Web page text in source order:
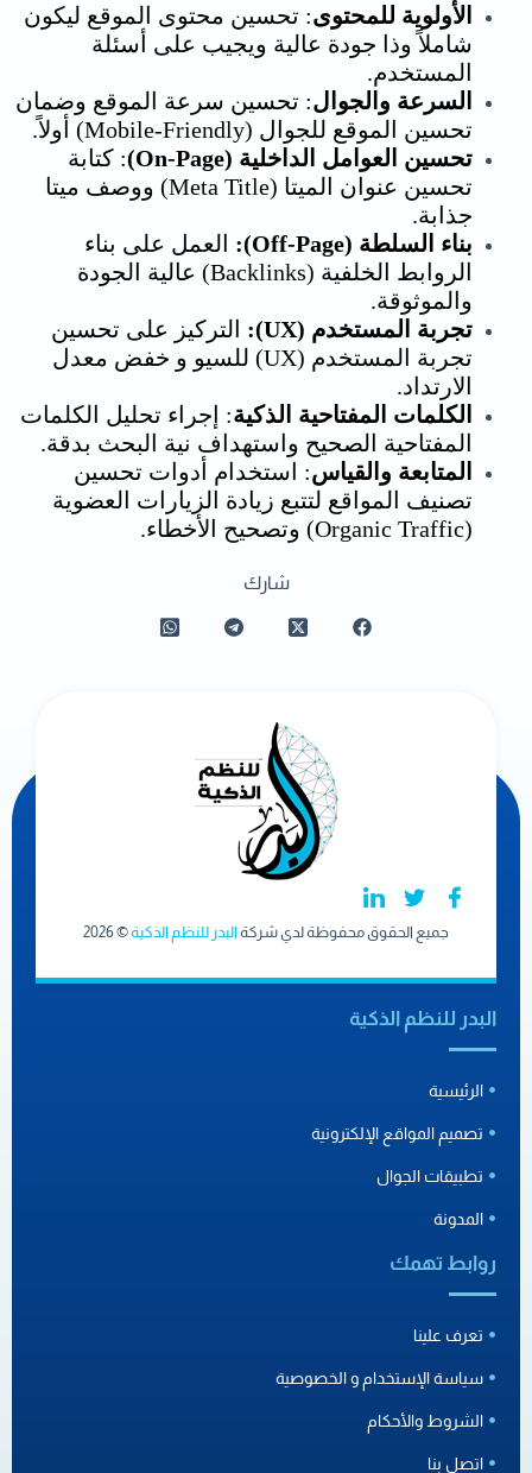
الأولوية للمحتوى: تحسين محتوى الموقع ليكون
شاملاً وذا جودة عالية ويجيب على أسئلة
المستخدم.
السرعة والجوال: تحسين سرعة الموقع وضمان
تحسين الموقع للجوال (Mobile-Friendly) أولاً.
تحسين العوامل الداخلية (On-Page)
: كتابة
تحسين عنوان الميتا (Meta Title) ووصف ميتا
جذابة.
بناء السلطة (Off-Page):
العمل على بناء
الروابط الخلفية (Backlinks) عالية الجودة
والموثوقة.
تجربة المستخدم (UX):
التركيز على تحسين
تجربة المستخدم (UX) للسيو و خفض معدل
الارتداد.
الكلمات المفتاحية الذكية: إجراء تحليل الكلمات
المفتاحية الصحيح واستهداف نية البحث بدقة.
المتابعة والقياس: استخدام أدوات تحسين
تصنيف المواقع لتتبع زيادة الزيارات العضوية
(Organic Traffic) وتصحيح الأخطاء.
شارك
جميع الحقوق محفوظة لدي شركة البدر للنظم الذكية© 2026
البدر للنظم الذكية
الرئيسية
تصميم المواقع الإلكترونية
تطبيقات الجوال
المدونة
روابط تهمك
تعرف علينا
سياسة الإستخدام و الخصوصية
الشروط والأحكام
اتصل بنا